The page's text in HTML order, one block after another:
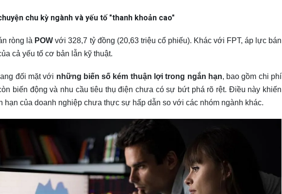
chu kỳ ngành và yếu tố "thanh khoản cao"
ròng là POW với 328,7 tỷ đồng (20,63 triệu cổ phiếu). Khác với FPT, áp lực bán
cả yếu tố cơ bản lẫn kỹ thuật.
đối mặt với những biến số kém thuận lợi trong ngắn hạn, bao gồm chi phí
biến động và nhu cầu tiêu thụ điện chưa có sự bứt phá rõ rệt. Điều này khiến
hạn của doanh nghiệp chưa thực sự hấp dẫn so với các nhóm ngành khác.